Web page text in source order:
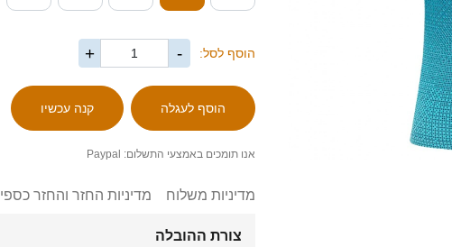
הוסף לסל: -
+
אנו תומכים באמצעי התשלום: Paypal
מדיניות משלוח מדיניות החזר והחזר כספי
צורת ההובלה